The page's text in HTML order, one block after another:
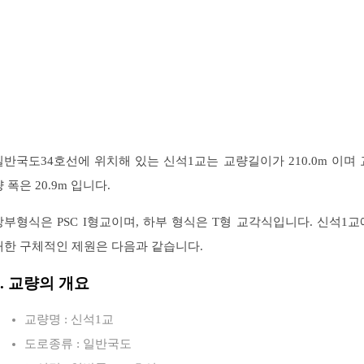
반국도34호선에 위치해 있는 신석1교는 교량길이가 210.0m 이며
폭은 20.9m 입니다.
부형식은 PSC I형교이며, 하부 형식은 T형 교각식입니다. 신석1교
한 구체적인 제원은 다음과 같습니다.
교량의 개요
교량명 : 신석1교
도로종류 : 일반국도